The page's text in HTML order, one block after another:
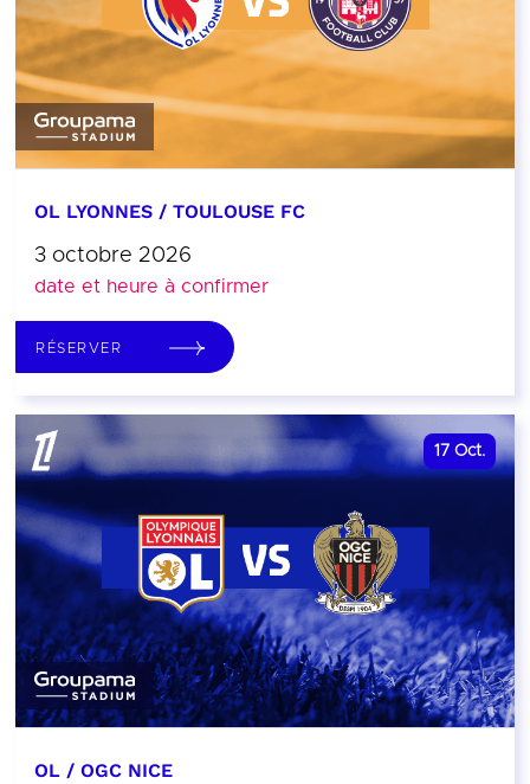
OL LYONNES / TOULOUSE FC
3 octobre 2026
date et heure à confirmer
RÉSERVER
17 Oct.
OL / OGC NICE